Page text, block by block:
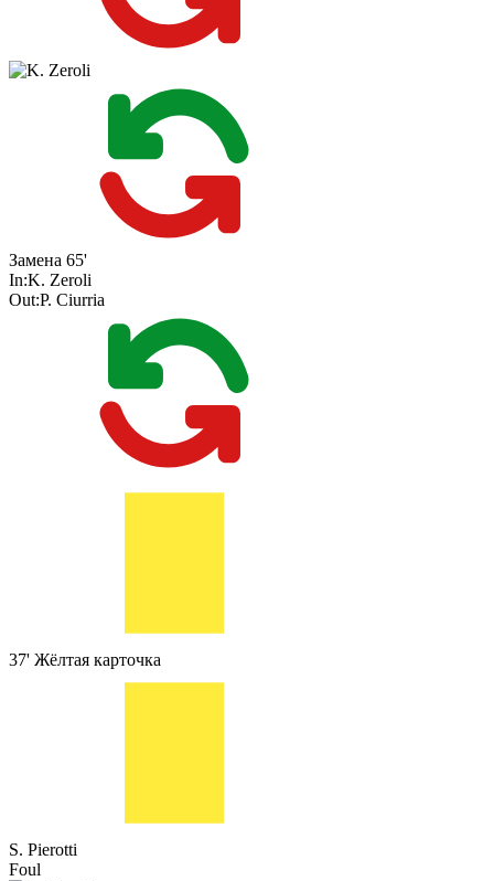
Замена 65'
In:K. Zeroli
Out:P. Ciurria
37' Жёлтая карточка
S. Pierotti
Foul